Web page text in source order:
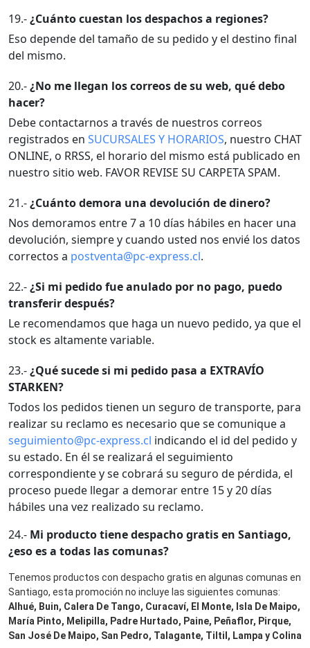
19.-¿Cuánto cuestan los despachos a regiones?
Eso depende del tamaño de su pedido y el destino final
del mismo.
20.-¿No me llegan los correos de su web, qué debo
hacer?
Debe contactarnos a través de nuestros correos
registrados en SUCURSALES Y HORARIOS, nuestro CHAT
ONLINE, o RRSS, el horario del mismo está publicado en
nuestro sitio web. FAVOR REVISE SU CARPETA SPAM.
21.-¿Cuánto demora una devolución de dinero?
Nos demoramos entre 7 a 10 días hábiles en hacer una
devolución, siempre y cuando usted nos envié los datos
correctos a postventa@pc-express.cl.
22.-¿Si mi pedido fue anulado por no pago, puedo
transferir después?
Le recomendamos que haga un nuevo pedido, ya que el
stock es altamente variable.
23.-¿Qué sucede si mi pedido pasa a EXTRAVÍO
STARKEN?
Todos los pedidos tienen un seguro de transporte, para
realizar su reclamo es necesario que se comunique a
seguimiento@pc-express.cl indicando el id del pedido y
su estado. En él se realizará el seguimiento
correspondiente y se cobrará su seguro de pérdida, el
proceso puede llegar a demorar entre 15 y 20 días
hábiles una vez realizado su reclamo.
24.- Mi producto tiene despacho gratis en Santiago,
¿eso es a todas las comunas?
Tenemos productos con despacho gratis en algunas comunas en
Santiago, esta promoción no incluye las siguientes comunas:
Alhué, Buin, Calera De Tango, Curacaví, El Monte, Isla De Maipo,
María Pinto, Melipilla, Padre Hurtado, Paine, Peñaflor, Pirque,
San José De Maipo, San Pedro, Talagante, Tiltil, Lampa y Colina